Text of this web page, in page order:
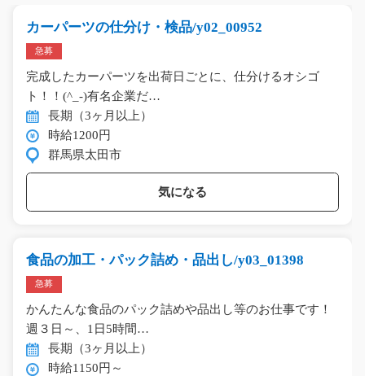
カーパーツの仕分け・検品/y02_00952
急募
完成したカーパーツを出荷日ごとに、仕分けるオシゴ
ト！！(^_-)有名企業だ…
長期（3ヶ月以上）
時給1200円
群馬県太田市
気になる
食品の加工・パック詰め・品出し/y03_01398
急募
かんたんな食品のパック詰めや品出し等のお仕事です！
週３日～、1日5時間…
長期（3ヶ月以上）
時給1150円～